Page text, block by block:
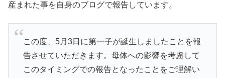
産まれた事を自身のブログで報告しています。
この度、5月3日に第一子が誕生しましたことを報
告させていただきます。母体への影響を考慮して
このタイミングでの報告となったことをご理解い